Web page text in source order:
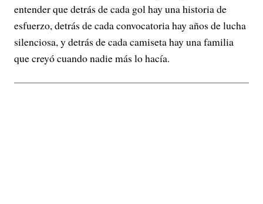
entender que detrás de cada gol hay una historia de
esfuerzo, detrás de cada convocatoria hay años de lucha
silenciosa, y detrás de cada camiseta hay una familia
que creyó cuando nadie más lo hacía.